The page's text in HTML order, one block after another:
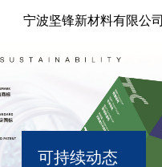
宁波坚锋新材料有限公司
可持续动态